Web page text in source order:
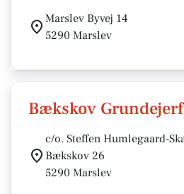
Marslev Byvej 14
5290 Marslev
Bækskov
c/o. Steffen Humlegaard-
Bækskov 26
5290 Marslev